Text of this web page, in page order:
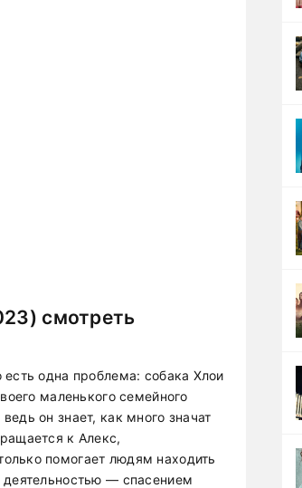
смотреть
одна проблема: собака Хлои
маленького семейного
он знает, как много значат
к Алекс,
помогает людям находить
деятельностью — спасением